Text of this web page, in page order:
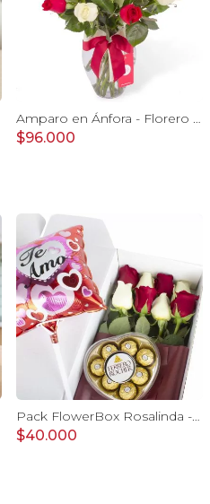
Amparo en Ánfora - Florero 24 rosas blanco y rojo
$96.000
Pack FlowerBox Rosalinda - Caja con 8 rosas mix rojo y blanco, Ferrero Rocher corazón 100g y globo Te amo
$40.000